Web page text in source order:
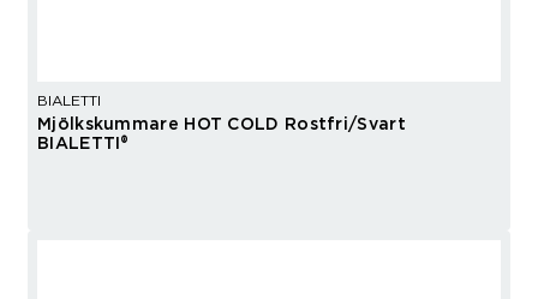
BIALETTI
Mjölkskummare HOT COLD Rostfri/Svart
BIALETTI®